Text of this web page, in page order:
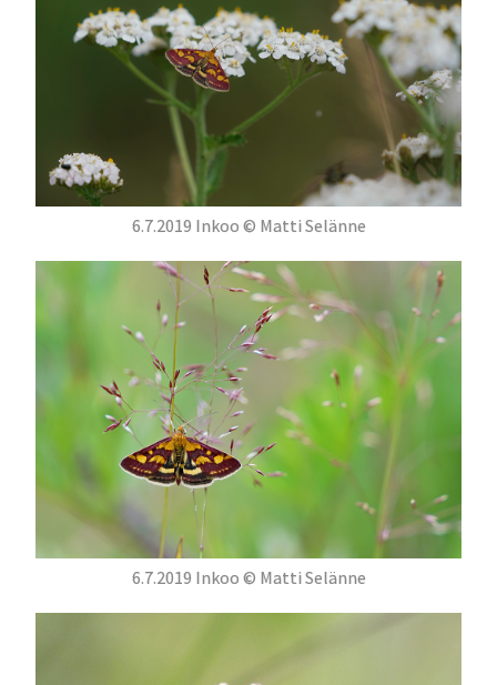
6.7.2019 Inkoo © Matti Selänne
6.7.2019 Inkoo © Matti Selänne